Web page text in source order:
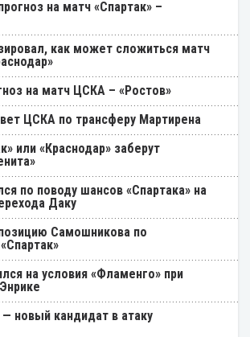
на матч «Спартак» –
как может сложиться матч
на матч ЦСКА – «Ростов»
ЦСКА по трансферу Мартирена
или «Краснодар» заберут
по поводу шансов «Спартака» на
Даку
Самошникова по
на условия «Фламенго» при
новый кандидат в атаку